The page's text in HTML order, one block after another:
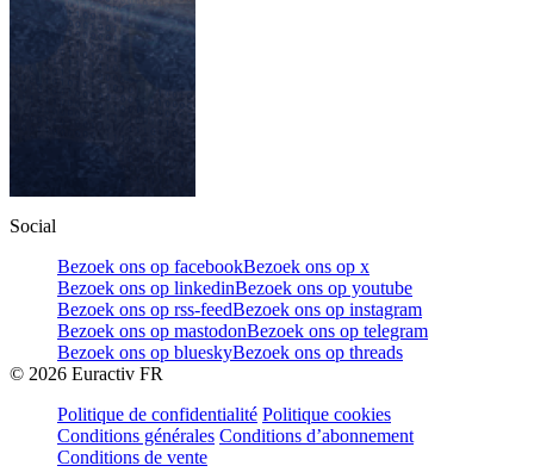
Social
Bezoek ons op facebookBezoek ons op x
Bezoek ons op linkedinBezoek ons op youtube
Bezoek ons op rss-feedBezoek ons op instagram
Bezoek ons op mastodonBezoek ons op telegram
Bezoek ons op blueskyBezoek ons op threads
© 2026 Euractiv FR
Politique de confidentialité Politique cookies
Conditions générales Conditions d’abonnement
Conditions de vente